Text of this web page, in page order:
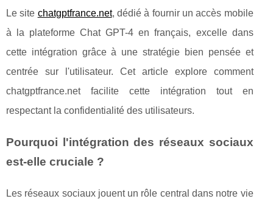
Le site chatgptfrance.net, dédié à fournir un accès mobile
à la plateforme Chat GPT-4 en français, excelle dans
cette intégration grâce à une stratégie bien pensée et
centrée sur l'utilisateur. Cet article explore comment
chatgptfrance.net facilite cette intégration tout en
respectant la confidentialité des utilisateurs.
Pourquoi l'intégration des réseaux sociaux
est-elle cruciale ?
Les réseaux sociaux jouent un rôle central dans notre vie